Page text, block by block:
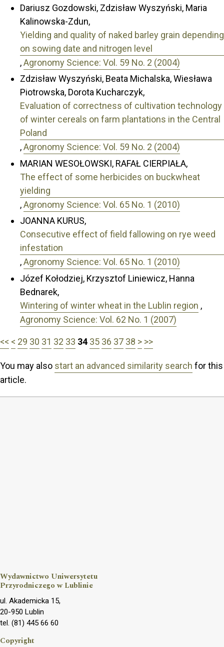
Dariusz Gozdowski, Zdzisław Wyszyński, Maria
Kalinowska-Zdun,
Yielding and quality of naked barley grain depending
on sowing date and nitrogen level
,Agronomy Science: Vol. 59 No. 2 (2004)
Zdzisław Wyszyński, Beata Michalska, Wiesława
Piotrowska, Dorota Kucharczyk,
Evaluation of correctness of cultivation technology
of winter cereals on farm plantations in the Central
Poland
,Agronomy Science: Vol. 59 No. 2 (2004)
MARIAN WESOŁOWSKI, RAFAŁ CIERPIAŁA,
The effect of some herbicides on buckwheat
yielding
,Agronomy Science: Vol. 65 No. 1 (2010)
JOANNA KURUS,
Consecutive effect of field fallowing on rye weed
infestation
,Agronomy Science: Vol. 65 No. 1 (2010)
Józef Kołodziej, Krzysztof Liniewicz, Hanna
Bednarek,
Wintering of winter wheat in the Lublin region ,
Agronomy Science: Vol. 62 No. 1 (2007)
<< < 29 30 31 32 33 34 35 36 37 38 > >>
You may also start an advanced similarity search for this
article.
Wydawnictwo Uniwersytetu
Przyrodniczego w Lublinie
ul. Akademicka 15,
20-950 Lublin
tel. (81) 445 66 60
Copyright